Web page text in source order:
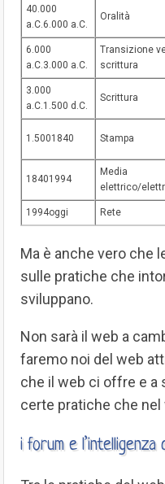
40.000
a.C.6.000 a.C.
Oralità
6.000
a.C.3.000 a.C.
Transizione
scrittura
3.000
a.C.1.500 d.C.
Scrittura
1.5001840 Stampa
18401994
Media
elettrico/
1994oggi Rete
Ma è anche vero che
sulle pratiche che
sviluppano.
Non sarà il web a
faremo noi del web
che il web ci offre e a
certe pratiche che
i forum e l’intelligenza